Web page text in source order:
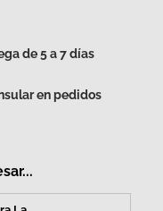
de 5 a 7 días
en pedidos